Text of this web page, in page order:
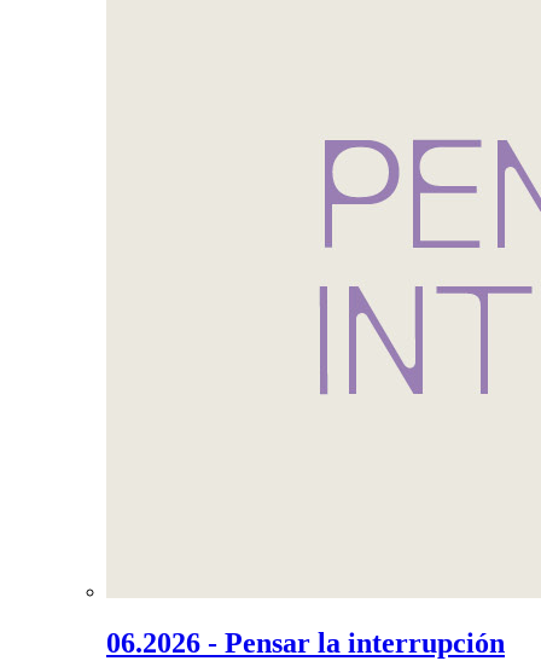
06.2026 - Pensar la interrupción